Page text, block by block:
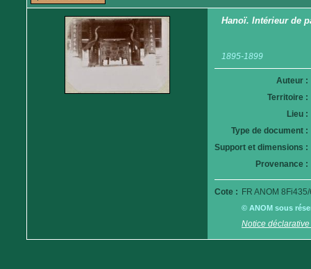
Hanoï. Intérieur de
1895-1899
Auteur :
Territoire :
Lieu :
Type de document :
Support et dimensions :
Provenance :
Cote : FR ANOM
© ANOM sous
Notice